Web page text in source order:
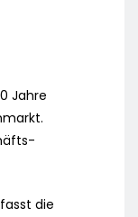
Jahre
die